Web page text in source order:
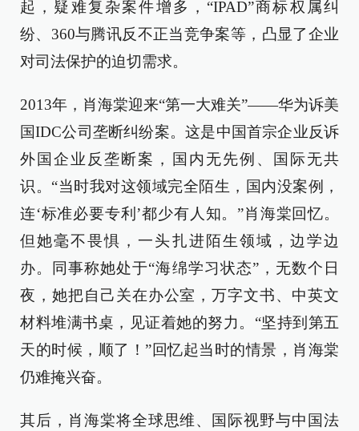
起，疑难复杂案件增多，“IPAD”商标权属纠
纷、360与腾讯反不正当竞争案等，凸显了企业
对司法保护的迫切需求。
2013年，肖海棠迎来“第一大难关”——华为诉美
国IDC公司垄断纠纷案。这是中国首宗企业反诉
外国企业反垄断案，国内无先例、国际无共
识。“当时我对这领域完全陌生，国内没案例，
连‘标准必要专利’都少有人知。”肖海棠回忆。
但她毫不畏惧，一头扎进陌生领域，边学边
办。同事称她处于“海绵学习状态”，无数个日
夜，她把自己关在办公室，万字文书、中英文
材料堆满书桌，见证着她的努力。“坚持到第五
天的时候，顺了！”回忆起当时的情景，肖海棠
仍难掩兴奋。
其后，肖海棠将全球思维、国际视野与中国法